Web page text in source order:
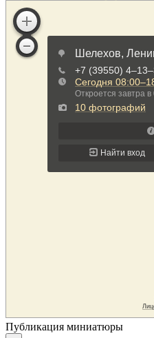
Публикация миниатюры